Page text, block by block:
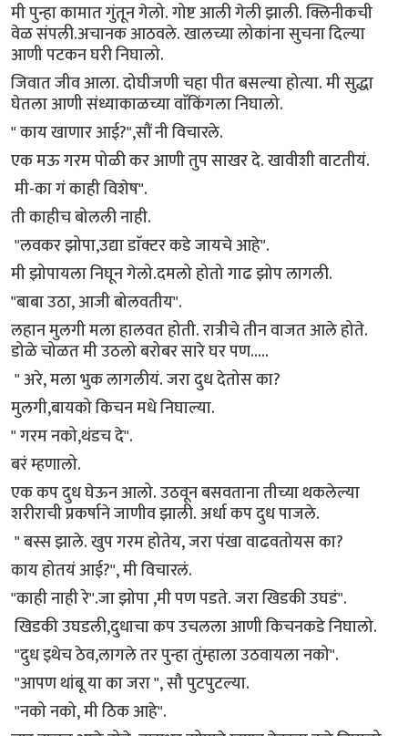
मी पुन्हा कामात गुंतून गेलो. गोष्ट आली गेली झाली. क्लिनीकची
वेळ संपली.अचानक आठवले. खालच्या लोकांना सुचना दिल्या
आणी पटकन घरी निघालो.
जिवात जीव आला. दोघीजणी चहा पीत बसल्या होत्या. मी सुद्धा
घेतला आणी संध्याकाळच्या वाॅकिंगला निघालो.
" काय खाणार आई?",सौं नी विचारले.
एक मऊ गरम पोळी कर आणी तुप साखर दे. खावीशी वाटतीयं.
मी-का गं काही विशेष".
ती काहीच बोलली नाही.
"लवकर झोपा,उद्या डाॅक्टर कडे जायचे आहे".
मी झोपायला निघून गेलो.दमलो होतो गाढ झोप लागली.
"बाबा उठा, आजी बोलवतीय".
लहान मुलगी मला हालवत होती. रात्रीचे तीन वाजत आले होते.
डोळे चोळत मी उठलो बरोबर सारे घर पण.....
" अरे, मला भुक लागलीयं. जरा दुध देतोस का?
मुलगी,बायको किचन मधे निघाल्या.
" गरम नको,थंडच दे".
बरं म्हणालो.
एक कप दुध घेऊन आलो. उठवून बसवताना तीच्या थकलेल्या
शरीराची प्रकर्षाने जाणीव झाली. अर्धा कप दुध पाजले.
" बस्स झाले. खुप गरम होतेय, जरा पंखा वाढवतोयस का?
काय होतयं आई?", मी विचारलं.
"काही नाही रे".जा झोपा ,मी पण पडते. जरा खिडकी उघडं".
खिडकी उघडली,दुधाचा कप उचलला आणी किचनकडे निघालो.
"दुध इथेच ठेव,लागले तर पुन्हा तुंम्हाला उठवायला नको".
"आपण थांबू या का जरा ", सौ पुटपुटल्या.
"नको नको, मी ठिक आहे".